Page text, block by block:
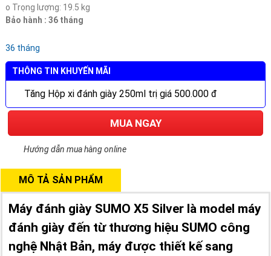
o Trọng lượng: 19.5 kg
Bảo hành : 36 tháng
36 tháng
THÔNG TIN KHUYẾN MÃI
Tăng Hộp xi đánh giày 250ml trị giá 500.000 đ
MUA NGAY
Hướng dẫn mua hàng online
MÔ TẢ SẢN PHẨM
Máy đánh giày SUMO X5 Silver là model máy
đánh giày đến từ thương hiệu SUMO công
nghệ Nhật Bản, máy được thiết kế sang